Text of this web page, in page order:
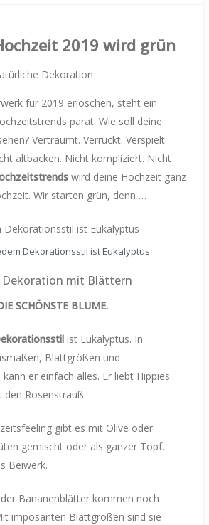
2019 wird grün
für 2019 erloschen, steht ein
parat. Wie soll deine
Verträumt. Verrückt. Verspielt.
altbacken. Nicht kompliziert. Nicht
wird deine Hochzeit ganz
Wir starten grün, denn …
Dekorationsstil ist Eukalyptus
mit Blättern
SCHÖNSTE BLUME.
ist Eukalyptus. In
Blattgrößen und
er einfach alles. Er liebt Hippies
Rosenstrauß.
gibt es mit Olive oder
gemischt oder als ganzer Topf.
Beiwerk.
Bananenblätter kommen noch
imposanten Blattgrößen sind sie